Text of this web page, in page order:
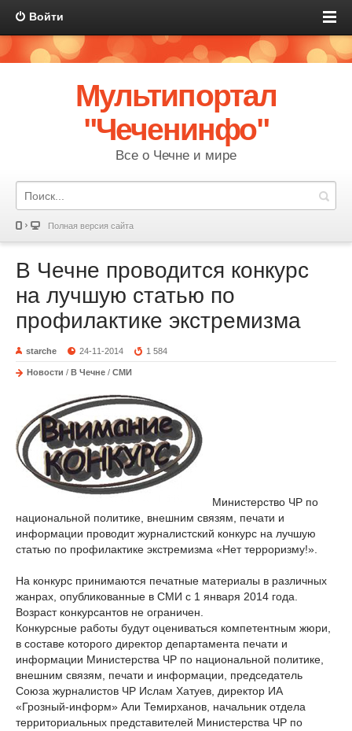
Войти
Мультипортал
"Чеченинфо"
Все о Чечне и мире
Полная версия сайта
В Чечне проводится конкурс
на лучшую статью по
профилактике экстремизма
starche 24-11-2014 1 584
Новости / В Чечне / СМИ
Министерство ЧР по
национальной политике, внешним связям, печати и
информации проводит журналистский конкурс на лучшую
статью по профилактике экстремизма «Нет терроризму!».
На конкурс принимаются печатные материалы в различных
жанрах, опубликованные в СМИ с 1 января 2014 года.
Возраст конкурсантов не ограничен.
Конкурсные работы будут оцениваться компетентным жюри,
в составе которого директор департамента печати и
информации Министерства ЧР по национальной политике,
внешним связям, печати и информации, председатель
Союза журналистов ЧР Ислам Хатуев, директор ИА
«Грозный-информ» Али Темирханов, начальник отдела
территориальных представителей Министерства ЧР по